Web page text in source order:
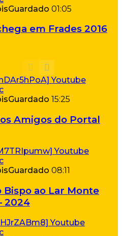
Guardado 01:05
em Frades 2016
Guardado 15:25
Amigos do Portal
Guardado 08:11
Bispo ao Lar Monte
2024